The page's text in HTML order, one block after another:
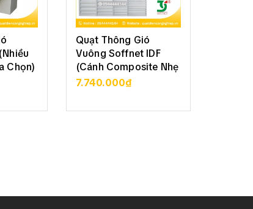
Chọn)
Quạt Thông Gió
Vuông Soffnet IDF
(Cánh Composite Nhẹ
Bền)
7.740.000₫
XEM CHI TIẾT